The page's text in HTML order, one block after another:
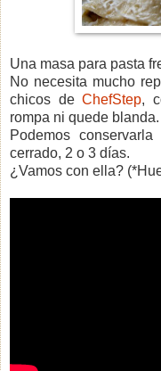
Una masa para pasta
No necesita mucho
chicos deChefStep,
rompa ni quede blanda.
Podemos
cerrado, 2 o 3 días.
¿Vamos con ella?